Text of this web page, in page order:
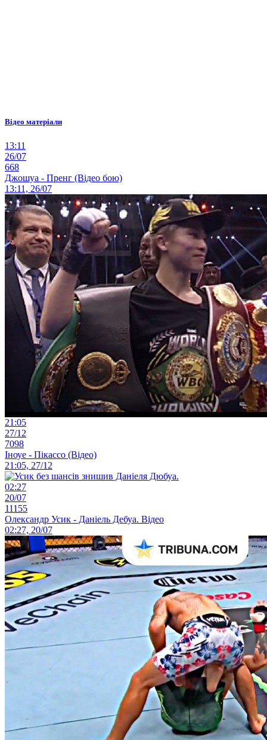
Відео матеріали
13:11
26/07
668
Джошуа - Пренг (Відео бою)
13:11, 26/07
21:05
27/12
7098
Іноуе - Пікассо (Відео)
21:05, 27/12
02:27
20/07
11155
Олександр Усик - Даніель Дебуа. Відео
02:27, 20/07